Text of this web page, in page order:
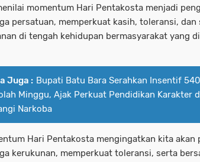
momentum Hari Pentakosta menjadi
persatuan, memperkuat kasih, toleransi, dan
di tengah kehidupan bermasyarakat yang
Juga : Bupati Batu Bara Serahkan Insentif
Minggu, Ajak Perkuat Pendidikan Karakter
Narkoba
Hari Pentakosta mengingatkan kita akan
kerukunan, memperkuat toleransi, serta